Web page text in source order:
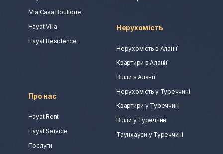
Mia Casa Boutique
Hayat Villa
Hayat Residence
Про нас
Hayat Rent
Hayat Service
Послуги
Нерухомість
Нерухомість в Аланії
Квартири в Аланії
Вілли в Аланії
Нерухомість у Туреччині
Квартири у Туреччині
Вілли у Туреччині
Таунхауси у Туреччині